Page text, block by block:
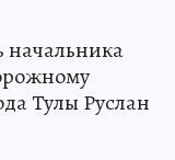
начальника
Тулы Руслан